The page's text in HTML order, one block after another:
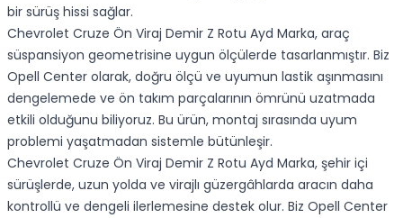
bir sürüş hissi sağlar.
Chevrolet Cruze Ön Viraj Demir Z Rotu Ayd Marka, araç
süspansiyon geometrisine uygun ölçülerde tasarlanmıştır. Biz
Opell Center olarak, doğru ölçü ve uyumun lastik aşınmasını
dengelemede ve ön takım parçalarının ömrünü uzatmada
etkili olduğunu biliyoruz. Bu ürün, montaj sırasında uyum
problemi yaşatmadan sistemle bütünleşir.
Chevrolet Cruze Ön Viraj Demir Z Rotu Ayd Marka, şehir içi
sürüşlerde, uzun yolda ve virajlı güzergâhlarda aracın daha
kontrollü ve dengeli ilerlemesine destek olur. Biz Opell Center